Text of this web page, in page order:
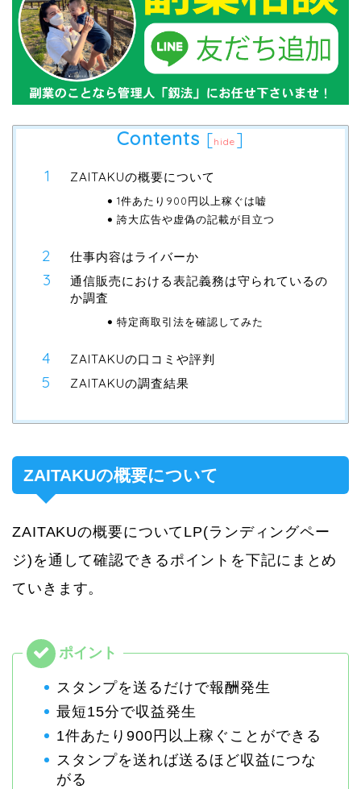
Contents [hide ]
ZAITAKUの概要について
1件あたり900円以上稼ぐは嘘
誇大広告や虚偽の記載が目立つ
仕事内容はライバーか
通信販売における表記義務は守られているの
か調査
特定商取引法を確認してみた
ZAITAKUの口コミや評判
ZAITAKUの調査結果
ZAITAKUの概要について
ZAITAKUの概要についてLP(ランディングペー
ジ)を通して確認できるポイントを下記にまとめ
ていきます。
スタンプを送るだけで報酬発生
最短15分で収益発生
1件あたり900円以上稼ぐことができる
スタンプを送れば送るほど収益につな
がる